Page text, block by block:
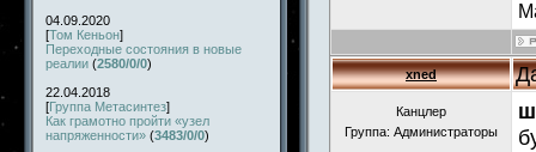
04.09.2020
[Том Кеньон]
Переходные состояния в новые
реалии (2580/0/0)
22.04.2018
[Группа Метасинтез]
Как грамотно пройти «узел
напряженности» (3483/0/0)
xned
Канцлер
Группа: Администраторы